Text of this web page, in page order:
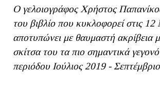
Ο γελοιογράφος Χρήστος
του βιβλίο που κυκλοφορεί στις
αποτυπώνει με θαυμαστή ακρίβεια
σκίτσα του τα πιο σημαντικά
περιόδου Ιούλιος 2019 -